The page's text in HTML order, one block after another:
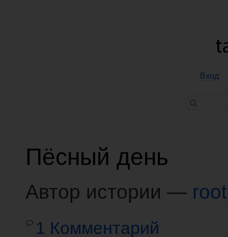
Вход
Пёсный день
Автор истории — root
1 Комментарий